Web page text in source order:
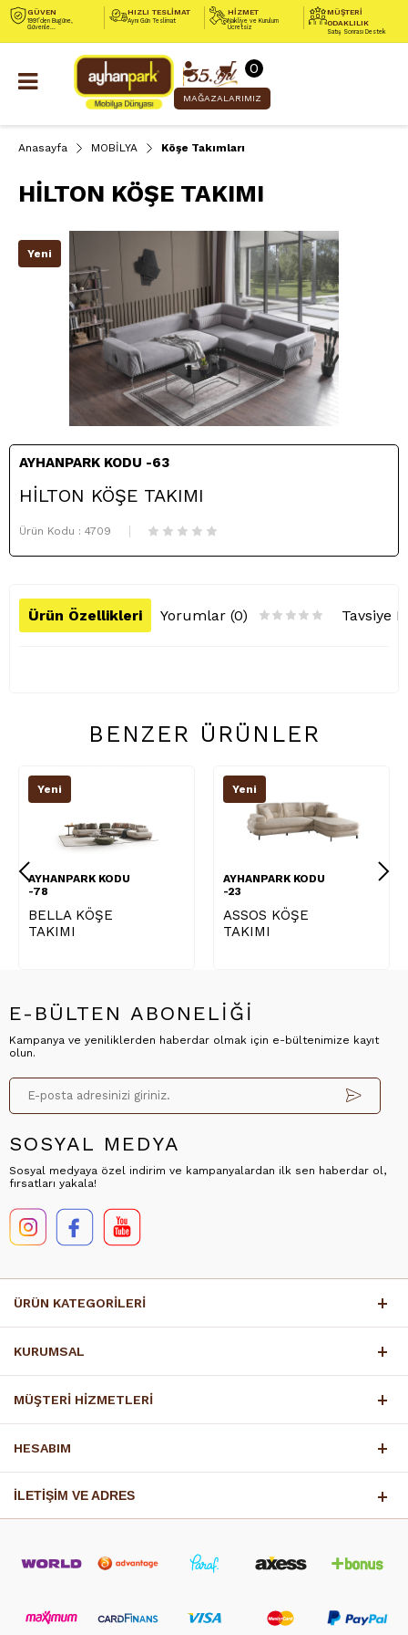
GÜVEN
1991’den Bugüne,
Güvenle...
HIZLI TESLİMAT
Aynı Gün Teslimat
HİZMET
Nakliye ve Kurulum
Ücretsiz
MÜŞTERİ
ODAKLILIK
Satış Sonrası Destek
0
MAĞAZALARIMIZ
Anasayfa MOBİLYA Köşe Takımları
HİLTON KÖŞE TAKIMI
Yeni
AYHANPARK KODU -63
HİLTON KÖŞE TAKIMI
Ürün Kodu : 4709
Ürün Özellikleri Yorumlar (0) Tavsiye
BENZER ÜRÜNLER
Yeni
AYHANPARK KODU
-78
BELLA KÖŞE
TAKIMI
Yeni
AYHANPARK KODU
-23
ASSOS KÖŞE
TAKIMI
E-BÜLTEN ABONELİĞİ
Kampanya ve yeniliklerden haberdar olmak için e-bültenimize kayıt
olun.
SOSYAL MEDYA
Sosyal medyaya özel indirim ve kampanyalardan ilk sen haberdar ol,
fırsatları yakala!
ÜRÜN KATEGORİLERİ
KURUMSAL
MÜŞTERİ HİZMETLERİ
HESABIM
İLETİŞİM VE ADRES